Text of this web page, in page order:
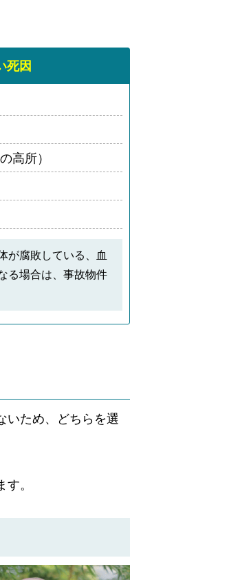
死因
高所）
が腐敗している、血
る場合は、事故物件
いため、どちらを選
。